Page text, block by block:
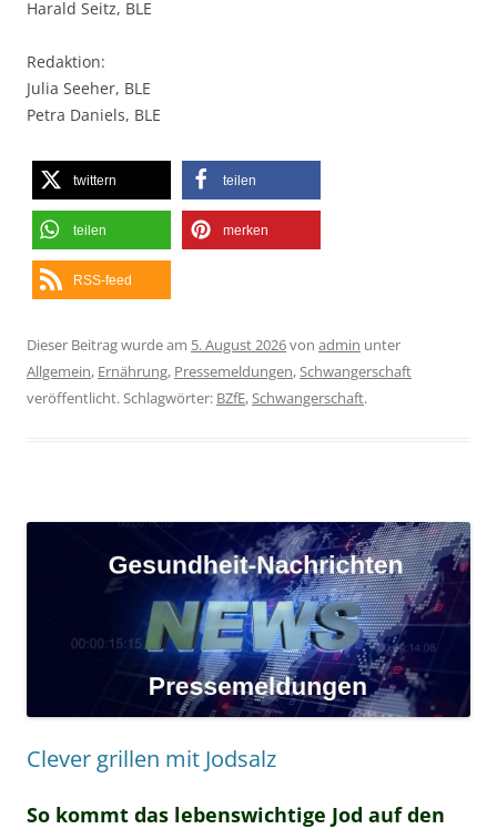
Harald Seitz, BLE
Redaktion:
Julia Seeher, BLE
Petra Daniels, BLE
twittern teilen
teilen merken
RSS-feed
Dieser Beitrag wurde am 5. August 2026von admin unter
Allgemein, Ernährung, Pressemeldungen,Schwangerschaft
veröffentlicht. Schlagwörter: BZfE,Schwangerschaft.
Clever grillen mit Jodsalz
So kommt das lebenswichtige Jod auf den